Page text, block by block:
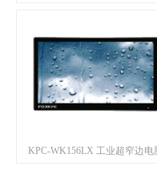
KPC-WK156LX 工业超窄边电